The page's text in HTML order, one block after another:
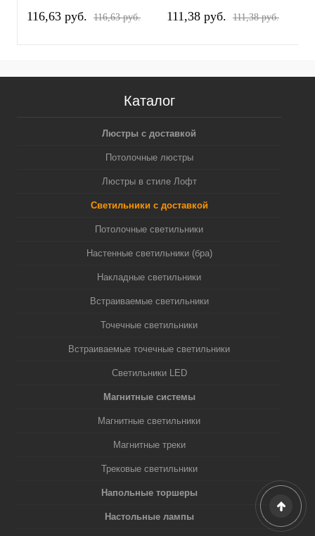
116,63 pуб. 116,63 pуб. 111,38 pуб. 111,38 pуб.
Каталог
Люстры с доставкой
Потолочные люстры
Люстры в стиле Лофт
Светильники с доставкой
Потолочные светильники
Настенные светильники (бра)
Накладные светильники
Встраиваемые светильники
Точечные светильники
Встраиваемые точечные светильники
Светильники LED
Магнитные системы
Магнитные светильники
Магнитные треки
Трековые светильники
Напольные торшеры
Настольные лампы